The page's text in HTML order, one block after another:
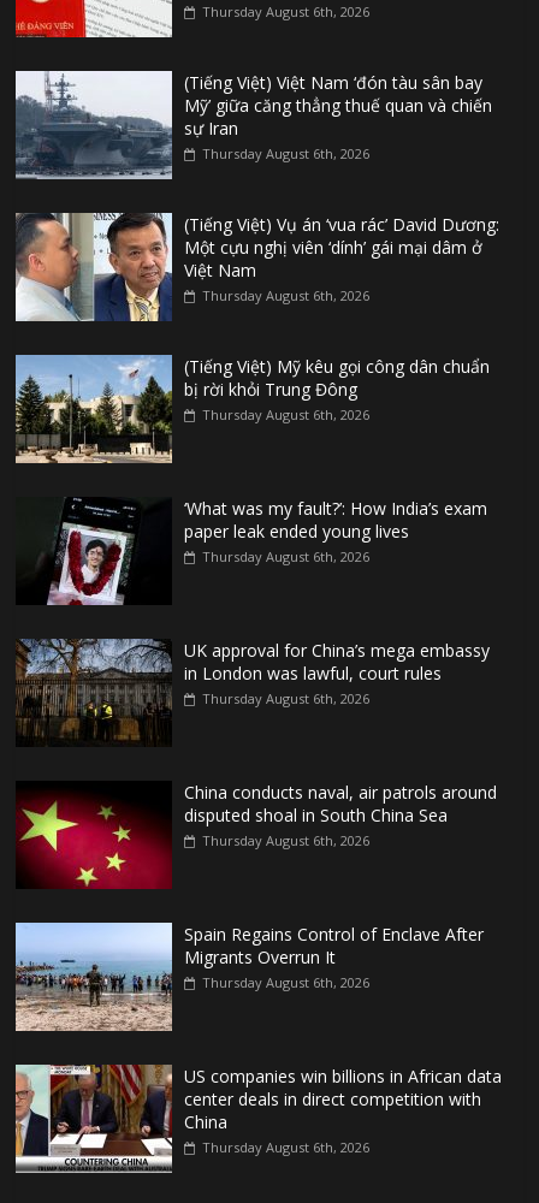
Thursday August 6th, 2026
(Tiếng Việt) Việt Nam ‘đón tàu sân bay
Mỹ’ giữa căng thẳng thuế quan và chiến
sự Iran
Thursday August 6th, 2026
(Tiếng Việt) Vụ án ‘vua rác’ David Dương:
Một cựu nghị viên ‘dính’ gái mại dâm ở
Việt Nam
Thursday August 6th, 2026
(Tiếng Việt) Mỹ kêu gọi công dân chuẩn
bị rời khỏi Trung Đông
Thursday August 6th, 2026
‘What was my fault?’: How India’s exam
paper leak ended young lives
Thursday August 6th, 2026
UK approval for China’s mega embassy
in London was lawful, court rules
Thursday August 6th, 2026
China conducts naval, air patrols around
disputed shoal in South China Sea
Thursday August 6th, 2026
Spain Regains Control of Enclave After
Migrants Overrun It
Thursday August 6th, 2026
US companies win billions in African data
center deals in direct competition with
China
Thursday August 6th, 2026